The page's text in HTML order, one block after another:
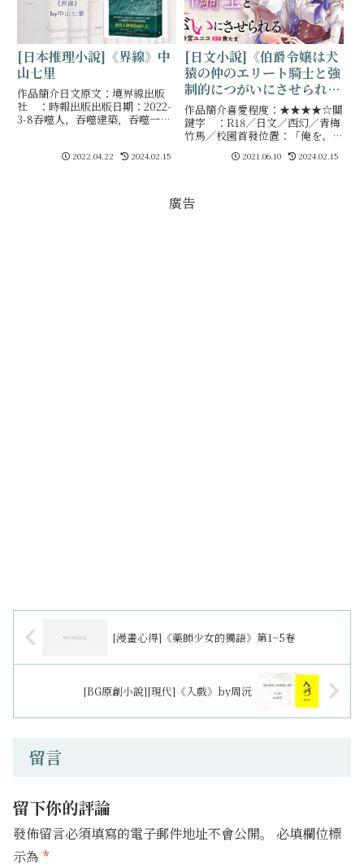
[日本推理小說]《界線》中
山七里
作品簡介日文原文：境界線出版
社 ：時報出版出版日期：2022-
3-8吞噬人，吞噬建築，吞噬一
倚賴希望的人和失去希望的人都看
2022.04.22 2024.02.15
[日文小說]《伯爵令嬢は犬
猿の仲のエリート騎士と強
制的につがいにさせられ
る》by茜たま
作品簡介喜愛程度：★★★★☆關
鍵字 ：R18／日文／西幻／青梅
竹馬／校園首發位置：「俺を、ア
ィアナは、昔から顔を合わせると
2021.06.10 2024.02.15
廣告
[漫畫心得]《藥師少女的獨語》第1~5卷
[BG原創小說][現代]《入戲》by周沅
留言
留下你的評論
發佈留言必須填寫的電子郵件地址不會公開。
必填欄位標
示為 *